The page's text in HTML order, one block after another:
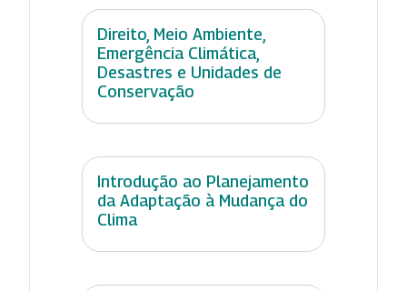
Direito, Meio Ambiente,
Emergência Climática,
Desastres e Unidades de
Conservação
Introdução ao Planejamento
da Adaptação à Mudança do
Clima